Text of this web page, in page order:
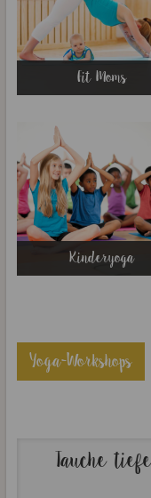
Fit Moms
Kinderyoga
Yoga-Workshops
Tauche